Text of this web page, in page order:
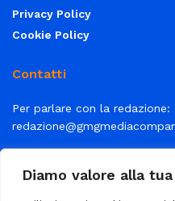
Diamo valore alla
Privacy Policy
Cookie Policy
Contatti
Per parlare con la redazione: